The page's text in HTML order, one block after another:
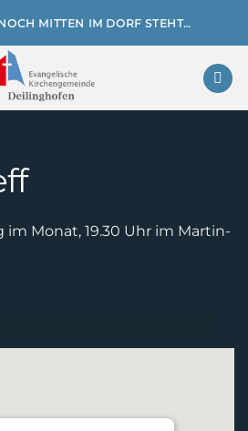
MITTEN IM DORF STEHT…
im Monat, 19.30 Uhr im Martin-